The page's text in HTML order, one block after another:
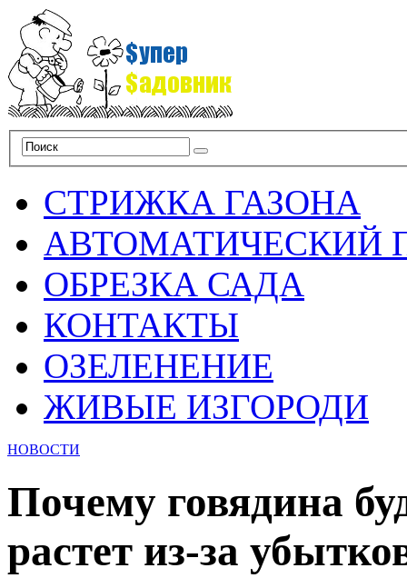
СТРИЖКА ГАЗОНА
АВТОМАТИЧЕСКИЙ
ОБРЕЗКА САДА
КОНТАКТЫ
ОЗЕЛЕНЕНИЕ
ЖИВЫЕ ИЗГОРОДИ
НОВОСТИ
Почему говядина
растет из-за